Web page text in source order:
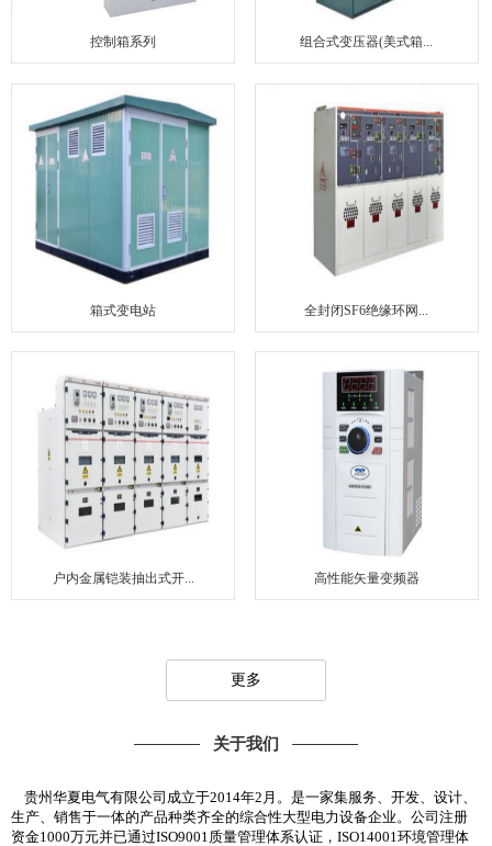
控制箱系列 组合式变压器(美式箱...
箱式变电站 全封闭SF6绝缘环网...
户内金属铠装抽出式开... 高性能矢量变频器
更多
关于我们
贵州华夏电气有限公司成立于2014年2月。是一家集服务、开发、设计、
生产、销售于一体的产品种类齐全的综合性大型电力设备企业。公司注册
资金1000万元并已通过ISO9001质量管理体系认证，ISO14001环境管理体